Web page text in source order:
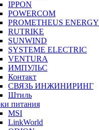
IPPON
POWERCOM
PROMETHEUS ENERGY
RUTRIKE
SUNWIND
SYSTEME ELECTRIC
VENTURA
ИМПУЛЬС
Контакт
СВЯЗЬ ИНЖИНИРИНГ
Штиль
питания
MSI
LinkWorld